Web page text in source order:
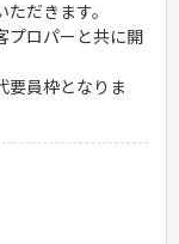
だきます。
プロパーと共に開
要員枠となりま